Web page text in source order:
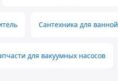
Сантехника для ванной
для вакуумных насосов